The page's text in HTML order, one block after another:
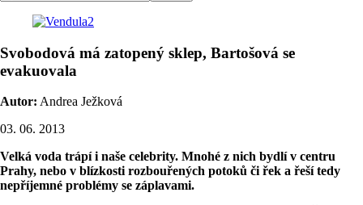
Svobodová má zatopený sklep, Bartošová se
evakuovala
Autor: Andrea Ježková
03. 06. 2013
Velká voda trápí i naše celebrity. Mnohé z nich bydlí v centru
Prahy, nebo v blízkosti rozbouřených potoků či řek a řeší tedy
nepříjemné problémy se záplavami.